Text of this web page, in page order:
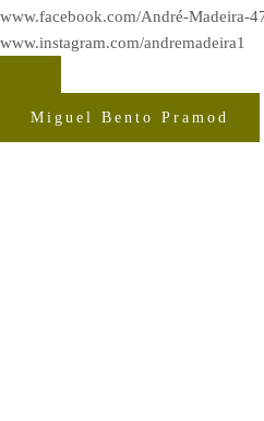
www.facebook.com/André-Madeira-
www.instagram.com/andremadeira1
Miguel Bento Pramod